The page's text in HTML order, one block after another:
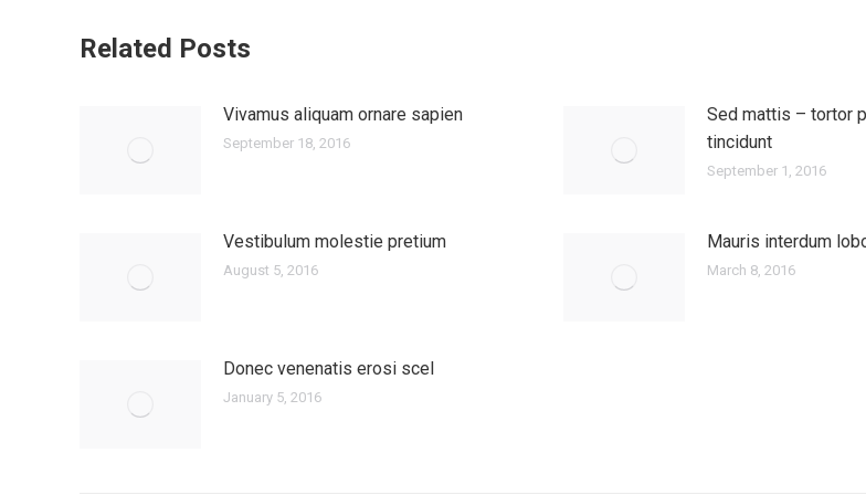
Related Posts
Vivamus aliquam ornare sapien
September 18, 2016
Sed mattis – tortor
tincidunt
September 1, 2016
Vestibulum molestie pretium
August 5, 2016
Mauris interdum
March 8, 2016
Donec venenatis erosi scel
January 5, 2016